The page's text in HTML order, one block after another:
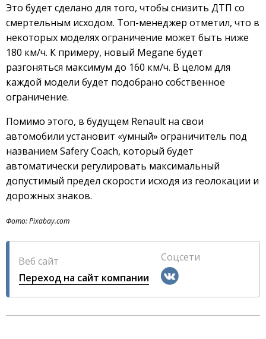
Это будет сделано для того, чтобы снизить ДТП со
смертельным исходом. Топ-менеджер отметил, что в
некоторых моделях ограничение может быть ниже
180 км/ч. К примеру, новый Megane будет
разгоняться максимум до 160 км/ч. В целом для
каждой модели будет подобрано собственное
ограничение.
Помимо этого, в будущем Renault на свои
автомобили установит «умный» ограничитель под
названием Safery Coach, который будет
автоматически регулировать максимальный
допустимый предел скорости исходя из геолокации и
дорожных знаков.
Фото: Pixabay.com
Веб сайт
Переход на сайт компании
Соцсети